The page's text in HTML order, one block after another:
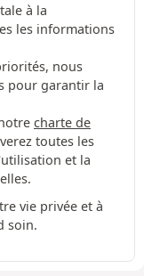
à la
les informations
nous
pour garantir la
charte de
toutes les
et la
vie privée et à
soin.